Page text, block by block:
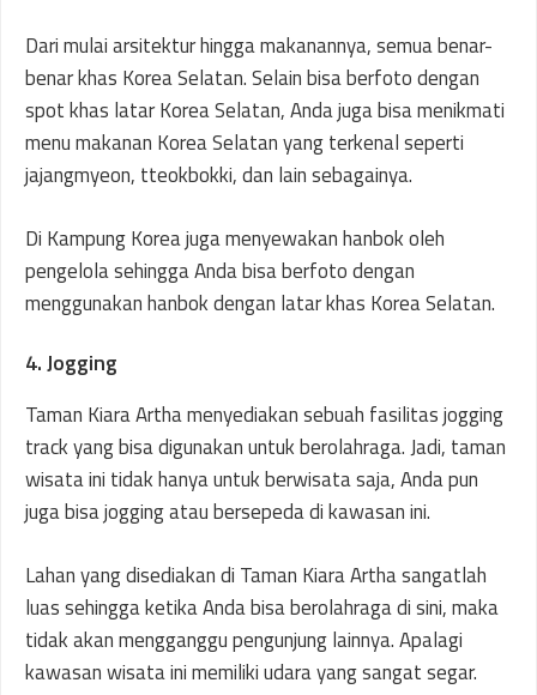
Dari mulai arsitektur hingga makanannya, semua benar-
benar khas Korea Selatan. Selain bisa berfoto dengan
spot khas latar Korea Selatan, Anda juga bisa menikmati
menu makanan Korea Selatan yang terkenal seperti
jajangmyeon, tteokbokki, dan lain sebagainya.
Di Kampung Korea juga menyewakan hanbok oleh
pengelola sehingga Anda bisa berfoto dengan
menggunakan hanbok dengan latar khas Korea Selatan.
4. Jogging
Taman Kiara Artha menyediakan sebuah fasilitas jogging
track yang bisa digunakan untuk berolahraga. Jadi, taman
wisata ini tidak hanya untuk berwisata saja, Anda pun
juga bisa jogging atau bersepeda di kawasan ini.
Lahan yang disediakan di Taman Kiara Artha sangatlah
luas sehingga ketika Anda bisa berolahraga di sini, maka
tidak akan mengganggu pengunjung lainnya. Apalagi
kawasan wisata ini memiliki udara yang sangat segar.